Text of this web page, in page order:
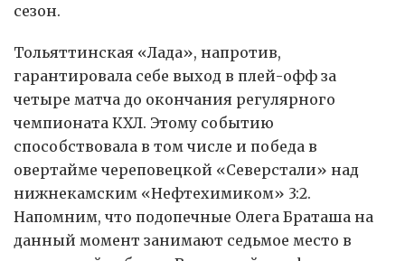
сезон.
Тольяттинская «Лада», напротив,
гарантировала себе выход в плей-офф за
четыре матча до окончания регулярного
чемпионата КХЛ. Этому событию
способствовала в том числе и победа в
овертайме череповецкой «Северстали» над
нижнекамским «Нефтехимиком» 3:2.
Напомним, что подопечные Олега Браташа на
данный момент занимают седьмое место в